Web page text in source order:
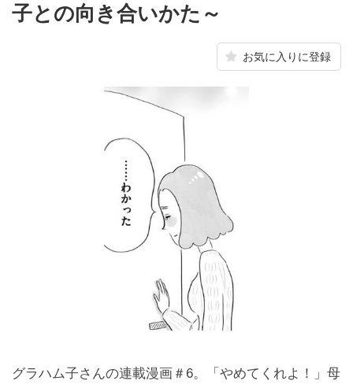
子との向き合いかた～
お気に入りに登録
グラハム子さんの連載漫画＃6。「やめてくれよ！」母